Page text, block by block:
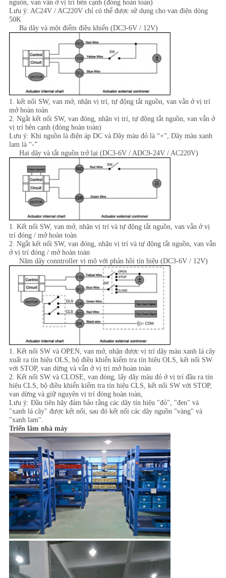
nguồn, van vẫn ở vị trí bên cạnh (đóng hoàn toàn)
Lưu ý: AC24V / AC220V chỉ có thể được sử dụng cho van điện dòng
50K
Ba dây và một điểm điều khiển (DC3-6V / 12V)
1. kết nối SW, van mở, nhận vị trí, tự động tắt nguồn, van vẫn ở vị trí
mở hoàn toàn
2. Ngắt kết nối SW, van đóng, nhận vị trí, tự động tắt nguồn, van vẫn ở
vị trí bên cạnh (đóng hoàn toàn)
Lưu ý: Khi nguồn là điện áp DC và Dây màu đỏ là “+”, Dây màu xanh
lam là “-”
Hai dây và tắt nguồn trở lại (DC3-6V / ADC9-24V / AC220V)
1. Kết nối SW, van mở, nhận vị trí và tự động tắt nguồn, van vẫn ở vị
trí đóng / mở hoàn toàn
2. Ngắt kết nối SW, van đóng, nhận vị trí và tự động tắt nguồn, van vẫn
ở vị trí đóng / mở hoàn toàn
Năm dây conntroller vi mô với phản hồi tín hiệu (DC3-6V / 12V)
1. Kết nối SW và OPEN, van mở, nhận được vị trí dây màu xanh lá cây
xuất ra tín hiệu OLS, bộ điều khiển kiểm tra tín hiệu OLS, kết nối SW
với STOP, van dừng và vẫn ở vị trí mở hoàn toàn
2. Kết nối SW và CLOSE, van đóng, lấy dây màu đỏ ở vị trí đầu ra tín
hiệu CLS, bộ điều khiển kiểm tra tín hiệu CLS, kết nối SW với STOP,
van dừng và giữ nguyên vị trí đóng hoàn toàn,
Lưu ý: Đầu tiên hãy đảm bảo rằng các dây tín hiệu "đỏ", "đen" và
"xanh lá cây" được kết nối, sau đó kết nối các dây nguồn "vàng" và
"xanh lam".
Triển lãm nhà máy